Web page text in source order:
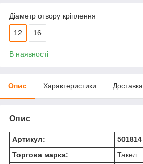
Діаметр отвору кріплення
12 16
В наявності
Опис Характеристики Доставка
Опис
Артикул:
501814
Торгова марка:
Такел